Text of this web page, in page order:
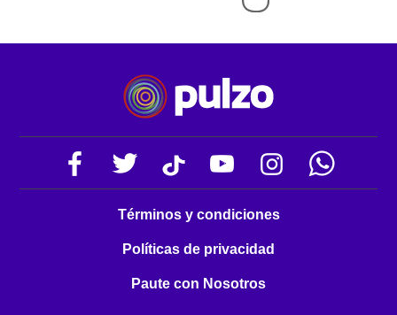
Términos y condiciones
Políticas de privacidad
Paute con Nosotros